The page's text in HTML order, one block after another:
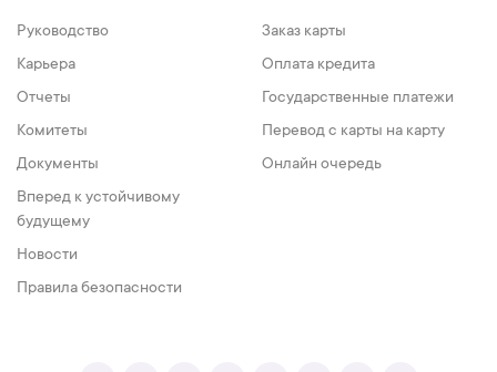
Руководство
Карьера
Отчеты
Комитеты
Документы
Вперед к устойчивому
будущему
Новости
Правила безопасности
Заказ карты
Оплата кредита
Государственные платежи
Перевод с карты на карту
Онлайн очередь